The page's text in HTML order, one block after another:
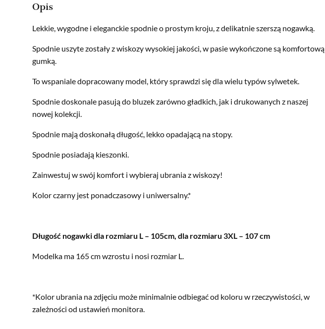
Opis
Lekkie, wygodne i eleganckie spodnie o prostym kroju, z delikatnie szerszą nogawką.
Spodnie uszyte zostały z wiskozy wysokiej jakości, w pasie wykończone są komfortową
gumką.
To wspaniale dopracowany model, który sprawdzi się dla wielu typów sylwetek.
Spodnie doskonale pasują do bluzek zarówno gładkich, jak i drukowanych z naszej
nowej kolekcji.
Spodnie mają doskonałą długość, lekko opadającą na stopy.
Spodnie posiadają kieszonki.
Zainwestuj w swój komfort i wybieraj ubrania z wiskozy!
Kolor czarny jest ponadczasowy i uniwersalny.*
Długość nogawki dla rozmiaru L – 105cm, dla rozmiaru 3XL – 107 cm
Modelka ma 165 cm wzrostu i nosi rozmiar L.
*Kolor ubrania na zdjęciu może minimalnie odbiegać od koloru w rzeczywistości, w
zależności od ustawień monitora.